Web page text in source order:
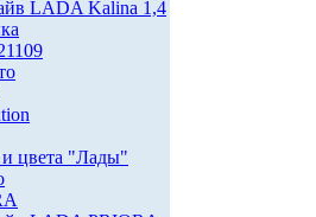
LADA Kalina 1,4
цвета "Лады"